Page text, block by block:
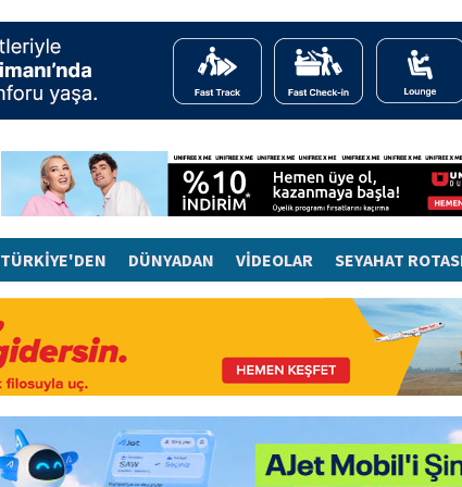
TÜRKİYE'DEN DÜNYADAN VİDEOLAR SEYAHAT